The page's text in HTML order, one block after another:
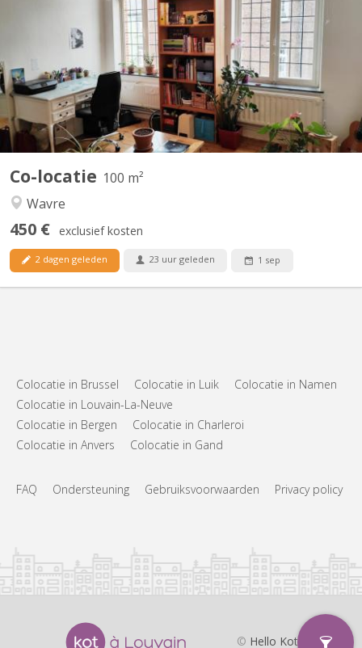
Co-locatie 100 m²
Wavre
450 € exclusief kosten
2 dagen geleden 23 uur geleden 1 sep
Maison indépendante avec 4 belles chambres (3x20m2 +
1x12m2) à louer pour étudiant(e)s, au calme avec jardin.
Uniquement bail 12 mois 01/09/2026 - 31/08/2027 Pas de
domiciliation possible Pas d'animal Reste 1 chambres libre
Planchers en bois, chambres lumineuses. Cour intérieure, jardin
100m2,...
Colocatie in Brussel Colocatie in Luik
Colocatie in Namen
Colocatie in Louvain-La-Neuve
Colocatie in Bergen
Colocatie in Charleroi
Colocatie in Anvers
Colocatie in Gand
FAQ Ondersteuning Gebruiksvoorwaarden Privacy policy
© Hello Kot